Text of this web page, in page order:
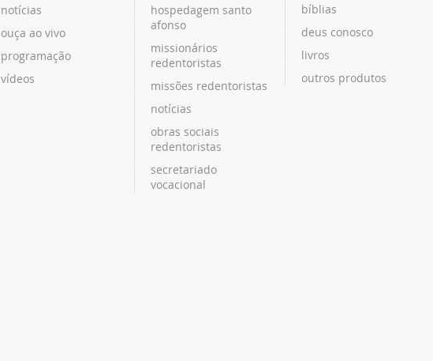
notícias
ouça ao vivo
programação
vídeos
hospedagem santo
afonso
missionários
redentoristas
missões redentoristas
notícias
obras sociais
redentoristas
secretariado
vocacional
bíblias
deus conosco
livros
outros produtos